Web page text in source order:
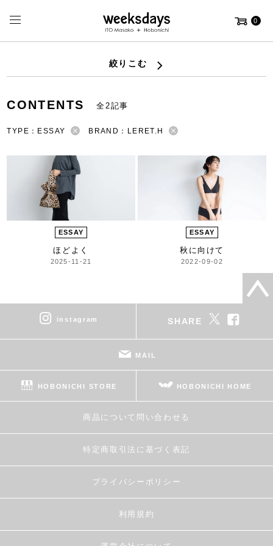
0
絞りこむ
CONTENTS 全2記事
TYPE：ESSAY BRAND：LERET.H
ESSAY
ほどよく
2025-11-21
ESSAY
秋に向けて
2022-09-02
instagram SHARE
MAIL
HOBONICHI STORE HOBONICHI HOME
商品について問い合わせる
特定商取引法に基づく表記
プライバシーポリシー
利用規約